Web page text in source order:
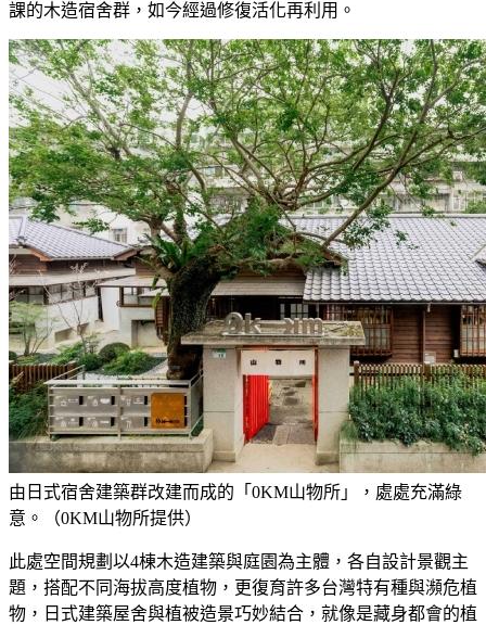
課的木造宿舍群，如今經過修復活化再利用。
由日式宿舍建築群改建而成的「0KM山物所」，處處充滿綠
意。（0KM山物所提供）
此處空間規劃以4棟木造建築與庭園為主體，各自設計景觀主
題，搭配不同海拔高度植物，更復育許多台灣特有種與瀕危植
物，日式建築屋舍與植被造景巧妙結合，就像是藏身都會的植